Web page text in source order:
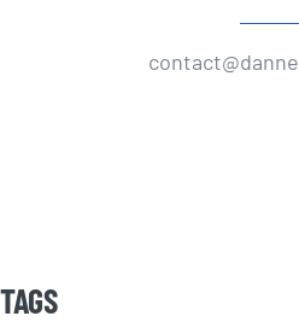
TAGS